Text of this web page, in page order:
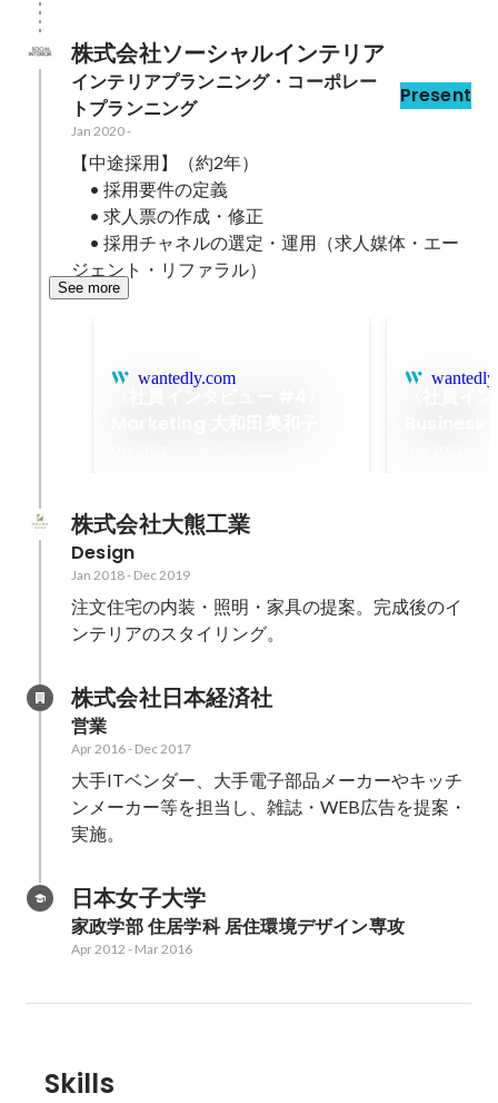
株式会社ソーシャルインテリア
インテリアプランニング・コーポレー
トプランニング
Present
Jan 2020-
【中途採用】（約2年）
• 採用要件の定義
• 求人票の作成・修正
• 採用チャネルの選定・運用（求人媒体・エー
ジェント・リファラル）
See more
wantedly.com
株式会社大熊工業
Design
Jan 2018- Dec 2019
注⽂住宅の内装・照明・家具の提案。完成後のイ
ンテリアのスタイリング。
株式会社日本経済社
営業
Apr 2016- Dec 2017
⼤⼿ITベンダー、⼤⼿電⼦部品メーカーやキッチ
ンメーカー等を担当し、雑誌・WEB広告を提案・
実施。
日本女子大学
家政学部 住居学科 居住環境デザイン専攻
Apr 2012 - Mar 2016
Skills